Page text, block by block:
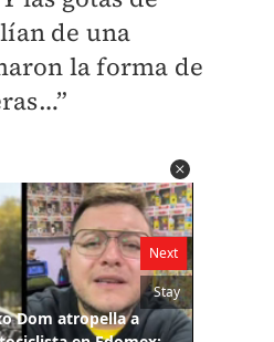
de una
la forma de